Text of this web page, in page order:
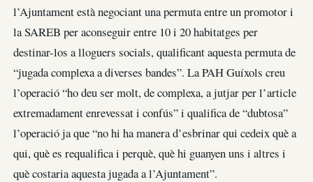
l’Ajuntament està negociant una permuta entre un promotor i
la SAREB per aconseguir entre 10 i 20 habitatges per
destinar-los a lloguers socials, qualificant aquesta permuta de
“jugada complexa a diverses bandes”. La PAH Guíxols creu
l’operació “ho deu ser molt, de complexa, a jutjar per l’article
extremadament enrevessat i confús” i qualifica de “dubtosa”
l’operació ja que “no hi ha manera d’esbrinar qui cedeix què a
qui, què es requalifica i perquè, què hi guanyen uns i altres i
què costaria aquesta jugada a l’Ajuntament”.